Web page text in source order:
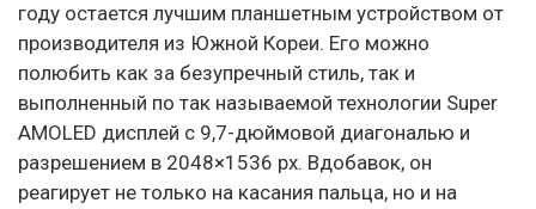
году остается лучшим планшетным устройством от
производителя из Южной Кореи. Его можно
полюбить как за безупречный стиль, так и
выполненный по так называемой технологии Super
AMOLED дисплей с 9,7-дюймовой диагональю и
разрешением в 2048×1536 px. Вдобавок, он
реагирует не только на касания пальца, но и на